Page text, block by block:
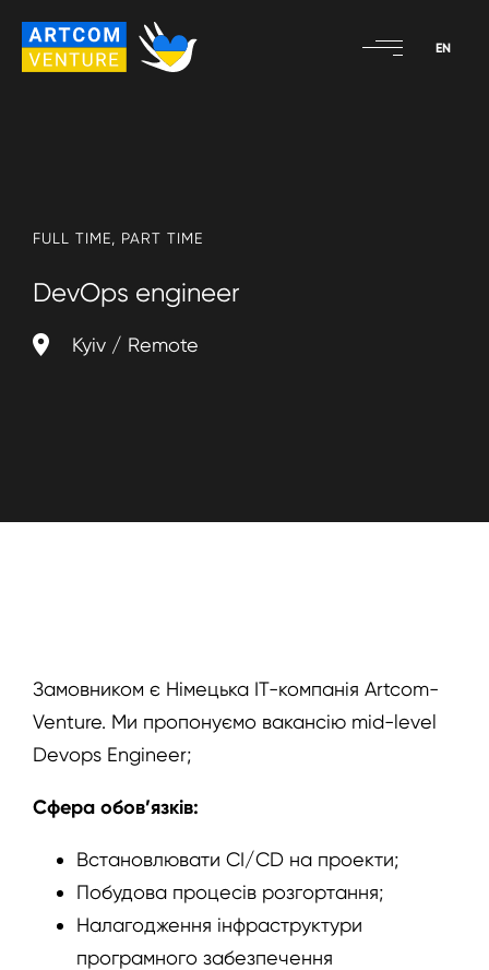
artcom
venture
FULL TIME PART TIME
DevOps engineer
Kyiv Remote
Замовником є Німецька ІТ-компанія Artcom-
Venture. Ми пропонуємо вакансію mid-level
Devops Engineer;
Сфера обов’язків:
Встановлювати CI/CD на проекти;
Побудова процесів розгортання;
Налагодження інфраструктури
програмного забезпечення